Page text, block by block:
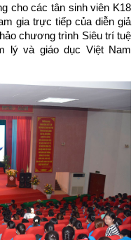
cho các tân sinh viên K18
gia trực tiếp của diễn giả
chương trình Siêu trí tuệ
lý và giáo dục Việt Nam